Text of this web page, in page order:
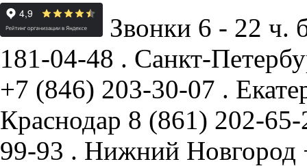
Звонки 6 - 22 ч.
181-04-48 . Санкт-
+7 (846) 203-30-07 .
Краснодар 8 (861) 202-
99-93 . Нижний Новгород